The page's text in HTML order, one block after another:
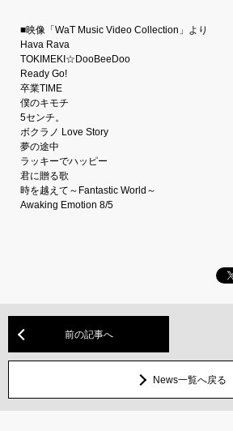
■映像「WaT Music Video Collection」より
Hava Rava
TOKIMEKI☆DooBeeDoo
Ready Go!
卒業TIME
僕のキモチ
5センチ。
ボクラノ Love Story
夢の途中
ラッキーでハッピー
君に贈る歌
時を越えて～Fantastic World～
Awaking Emotion 8/5
前の記事へ
News一覧へ戻る